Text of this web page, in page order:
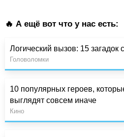
🔥 А ещё вот что у нас есть:
Логический вызов: 15 загадок
Головоломки
10 популярных героев,
выглядят совсем иначе
Кино